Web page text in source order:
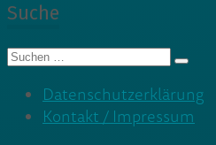
Suche
Suche
Datenschutzerklärung
Kontakt / Impressum